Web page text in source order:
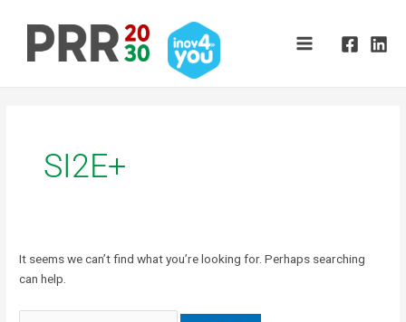
content
Menu
SI2E+
It seems we can’t find what you’re looking for. Perhaps searching
can help.
for: